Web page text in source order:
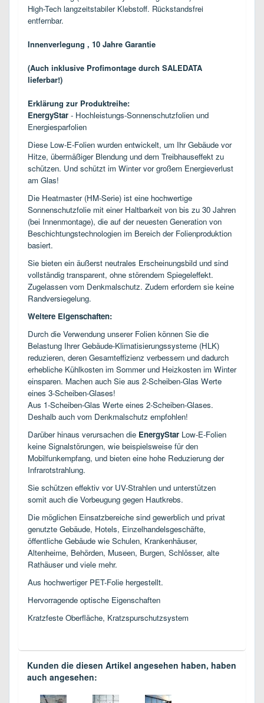
High-Tech langzeitstabiler Klebstoff. Rückstandsfrei
entfernbar.
Innenverlegung , 10 Jahre Garantie
(Auch inklusive Profimontage durch SALEDATA
lieferbar!)
Erklärung zur Produktreihe:
EnergyStar - Hochleistungs-Sonnenschutzfolien und
Energiesparfolien
Diese Low-E-Folien wurden entwickelt, um Ihr Gebäude vor
Hitze, übermäßiger Blendung und dem Treibhauseffekt zu
schützen. Und schützt im Winter vor großem Energieverlust
am Glas!
Die Heatmaster (HM-Serie) ist eine hochwertige
Sonnenschutzfolie mit einer Haltbarkeit von bis zu 30 Jahren
(bei Innenmontage), die auf der neuesten Generation von
Beschichtungstechnologien im Bereich der Folienproduktion
basiert.
Sie bieten ein äußerst neutrales Erscheinungsbild und sind
vollständig transparent, ohne störendem Spiegeleffekt.
Zugelassen vom Denkmalschutz. Zudem erfordern sie keine
Randversiegelung.
Weitere Eigenschaften:
Durch die Verwendung unserer Folien können Sie die
Belastung Ihrer Gebäude-Klimatisierungssysteme (HLK)
reduzieren, deren Gesamteffizienz verbessern und dadurch
erhebliche Kühlkosten im Sommer und Heizkosten im Winter
einsparen. Machen auch Sie aus 2-Scheiben-Glas Werte
eines 3-Scheiben-Glases!
Aus 1-Scheiben-Glas Werte eines 2-Scheiben-Glases.
Deshalb auch vom Denkmalschutz empfohlen!
Darüber hinaus verursachen die EnergyStar Low-E-Folien
keine Signalstörungen, wie beispielsweise für den
Mobilfunkempfang, und bieten eine hohe Reduzierung der
Infrarotstrahlung.
Sie schützen effektiv vor UV-Strahlen und unterstützen
somit auch die Vorbeugung gegen Hautkrebs.
Die möglichen Einsatzbereiche sind gewerblich und privat
genutzte Gebäude, Hotels, Einzelhandelsgeschäfte,
öffentliche Gebäude wie Schulen, Krankenhäuser,
Altenheime, Behörden, Museen, Burgen, Schlösser, alte
Rathäuser und viele mehr.
Aus hochwertiger PET-Folie hergestellt.
Hervorragende optische Eigenschaften
Kratzfeste Oberfläche, Kratzspurschutzsystem
Kunden die diesen Artikel angesehen haben, haben
auch angesehen: